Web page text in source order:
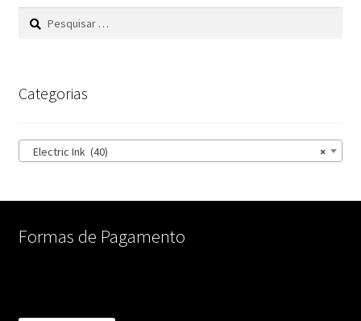
Pesquisar
Categorias
×
Electric Ink (40)
Formas de Pagamento